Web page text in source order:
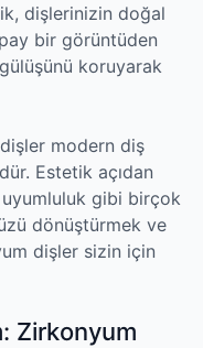
dişlerinizin doğal
bir görüntüden
koruyarak
modern diş
Estetik açıdan
uyumluluk gibi birçok
dönüştürmek ve
dişler sizin için
Zirkonyum